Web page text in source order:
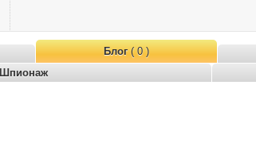
Блог( 0 )
Шпионаж